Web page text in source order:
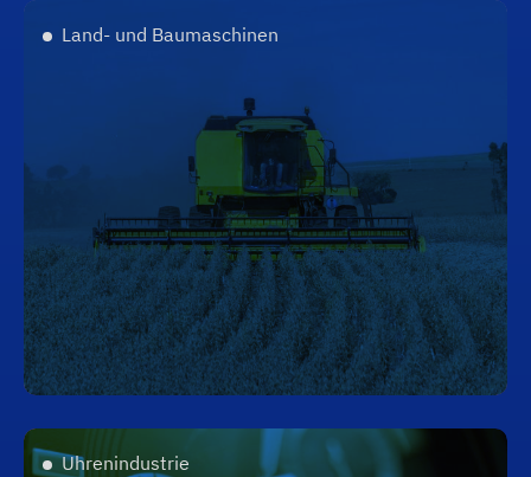
Land- und Baumaschinen
Uhrenindustrie